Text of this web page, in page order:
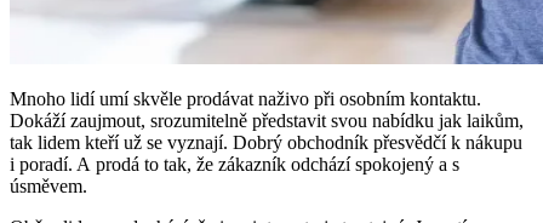
Mnoho lidí umí skvěle prodávat naživo při osobním kontaktu.
Dokáží zaujmout, srozumitelně představit svou nabídku jak laikům,
tak lidem kteří už se vyznají. Dobrý obchodník přesvědčí k nákupu
i poradí. A prodá to tak, že zákazník odchází spokojený a s
úsměvem.